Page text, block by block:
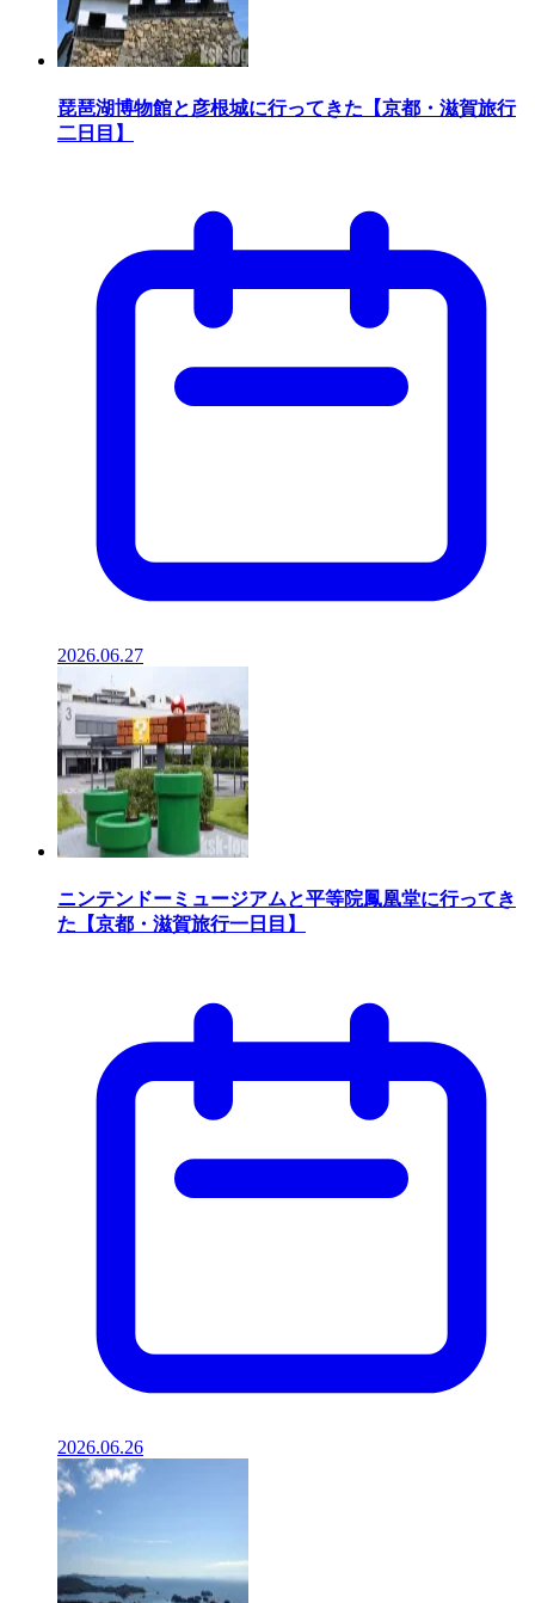
琵琶湖博物館と彦根城に行ってきた【京都・滋賀旅行
二日目】
2026.06.27
ニンテンドーミュージアムと平等院鳳凰堂に行ってき
た【京都・滋賀旅行一日目】
2026.06.26